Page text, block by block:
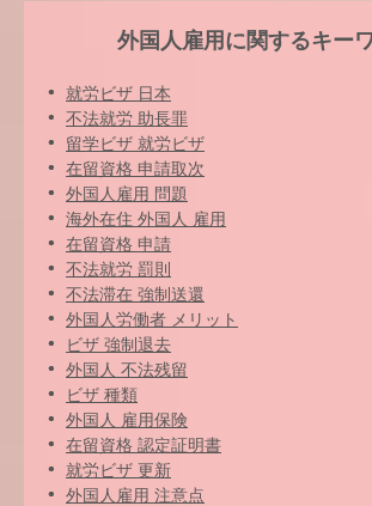
外国人雇用に関するキー
就労ビザ 日本
不法就労 助長罪
留学ビザ 就労ビザ
在留資格 申請取次
外国人雇用 問題
海外在住 外国人 雇用
在留資格 申請
不法就労 罰則
不法滞在 強制送還
外国人労働者 メリット
ビザ 強制退去
外国人 不法残留
ビザ 種類
外国人 雇用保険
在留資格 認定証明書
就労ビザ 更新
外国人雇用 注意点